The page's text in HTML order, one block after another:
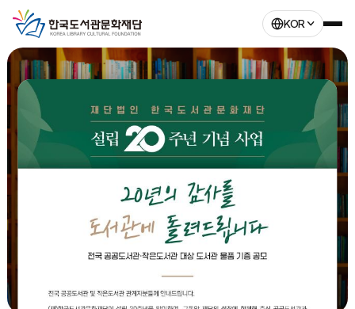
KOR
도서관이 나아가야 할 방향과 미래비전을 제시하는
한국도서관문화재단
사람이 온다는 건 실로 어마어마한 일이다. 한 사람의 일생이 오기 때문이다.
정현종, '방문객'